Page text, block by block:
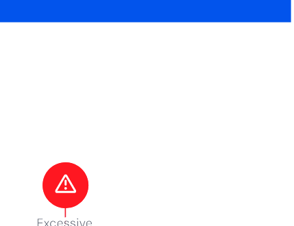
internas. Ele combina tecnologias, políticas e processos
o gerenciamento de dados locais ou por meio de CSPs